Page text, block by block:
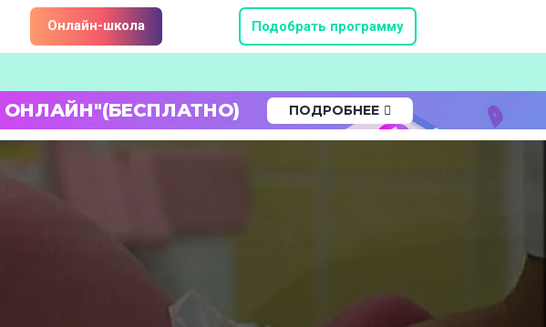
Онлайн-школа Подобрать программу
ПОДРОБНЕЕ